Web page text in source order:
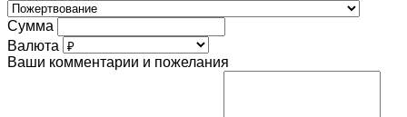
Сумма
Валюта
Ваши комментарии и пожелания